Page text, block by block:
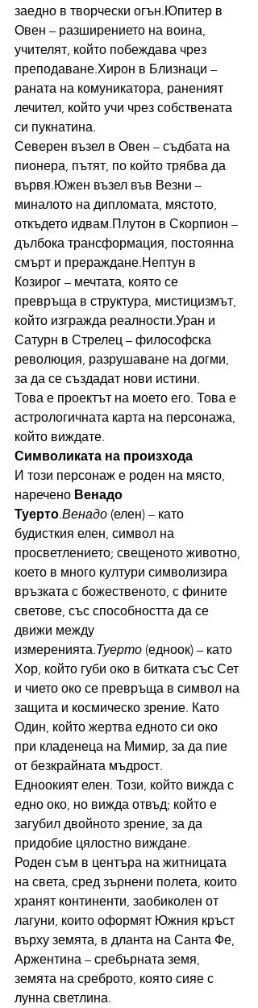
заедно в творчески огън.Юпитер в
Овен – разширението на воина,
учителят, който побеждава чрез
преподаване.Хирон в Близнаци –
раната на комуникатора, раненият
лечител, който учи чрез собствената
си пукнатина.
Северен възел в Овен – съдбата на
пионера, пътят, по който трябва да
вървя.Южен възел във Везни –
миналото на дипломата, мястото,
откъдето идвам.Плутон в Скорпион –
дълбока трансформация, постоянна
смърт и прераждане.Нептун в
Козирог – мечтата, която се
превръща в структура, мистицизмът,
който изгражда реалности.Уран и
Сатурн в Стрелец – философска
революция, разрушаване на догми,
за да се създадат нови истини.
Това е проектът на моето его. Това е
астрологичната карта на персонажа,
който виждате.
Символиката на произхода
И този персонаж е роден на място,
наречено Венадо
Туерто.Венадо (елен) – като
будисткия елен, символ на
просветлението; свещеното животно,
което в много култури символизира
връзката с божественото, с фините
светове, със способността да се
движи между
измеренията.Туерто (едноок) – като
Хор, който губи око в битката със Сет
и чието око се превръща в символ на
защита и космическо зрение. Като
Один, който жертва едното си око
при кладенеца на Мимир, за да пие
от безкрайната мъдрост.
Едноокият елен. Този, който вижда с
едно око, но вижда отвъд; който е
загубил двойното зрение, за да
придобие цялостно виждане.
Роден съм в центъра на житницата
на света, сред зърнени полета, които
хранят континенти, заобиколен от
лагуни, които оформят Южния кръст
върху земята, в дланта на Санта Фе,
Аржентина – сребърната земя,
земята на среброто, която сияе с
лунна светлина.